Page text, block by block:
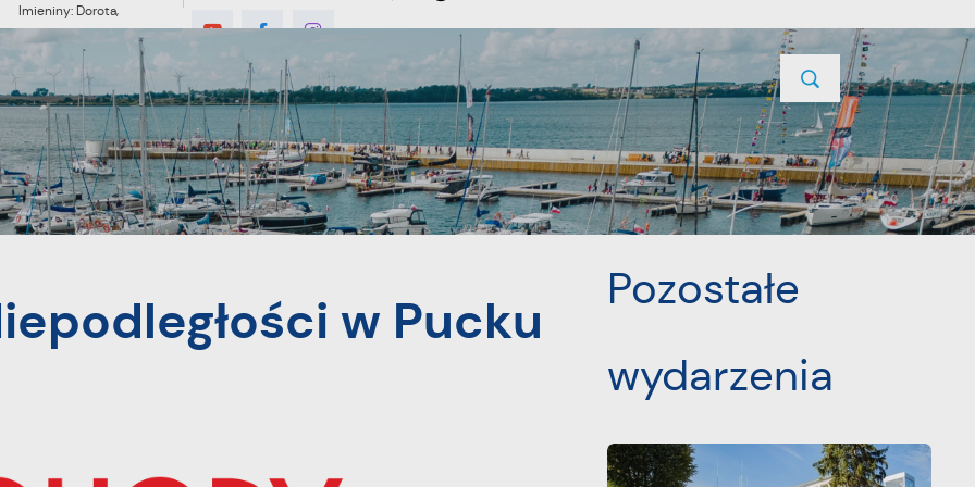
Imieniny: Dorota,
Konrad, Kajetan
15°C
MIESZKANIEC TURYSTYKA INWESTYCJE PROJEKTY UNIJNE KONTAKT
POPRZEDNI NASTĘPNY
w Pucku
Pozostałe
wydarzenia